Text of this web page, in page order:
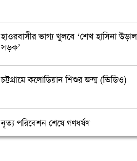
হাওরবাসীর ভাগ্য খুলবে ‘শেখ হাসিনা উড়াল
সড়ক’
চট্টগ্রামে কলোডিয়ান শিশুর জন্ম (ভিডিও)
নৃত্য পরিবেশন শেষে গণধর্ষণ